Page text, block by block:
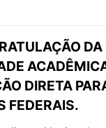
DIRETA
FEDERAIS.